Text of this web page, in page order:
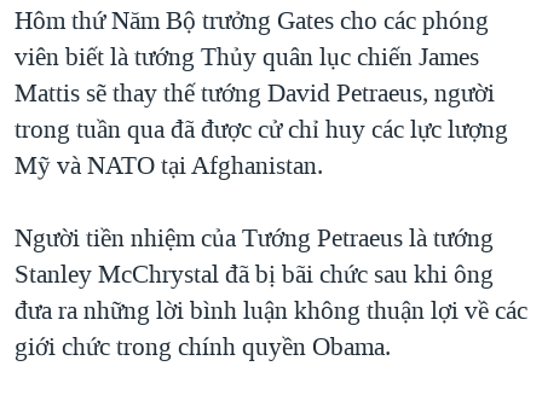
TRỊNH VĨNH BÌNH VS. CHÍNH PHỦ VIỆT NAM
NGƯ DÂN VIỆT VÀ LÀN SÓNG TRỘM HẢI SÂM
BÊN KIA QUỐC LỘ: TIẾNG VỌNG TỪ NÔNG THÔN MỸ
QUAN HỆ VIỆT MỸ
Hôm thứ Năm Bộ trưởng Gates cho các phóng
viên biết là tướng Thủy quân lục chiến James
Mattis sẽ thay thế tướng David Petraeus, người
trong tuần qua đã được cử chỉ huy các lực lượng
Mỹ và NATO tại Afghanistan.
Người tiền nhiệm của Tướng Petraeus là tướng
Stanley McChrystal đã bị bãi chức sau khi ông
đưa ra những lời bình luận không thuận lợi về các
giới chức trong chính quyền Obama.